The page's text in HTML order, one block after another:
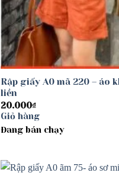
Rập giấy A0 mã 220 – áo
liền
20.000₫
Giỏ hàng
Đang bán chạy